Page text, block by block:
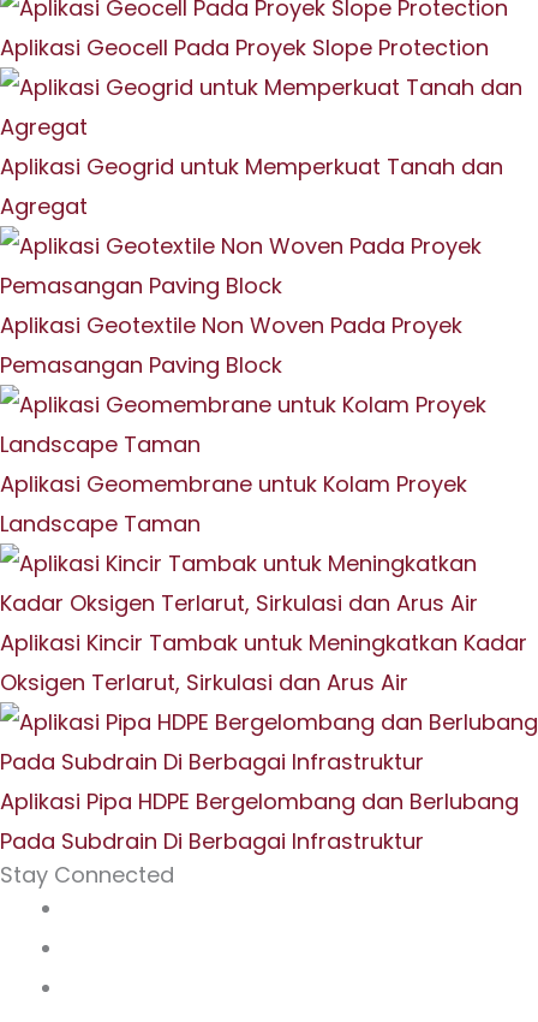
Aplikasi Geocell Pada Proyek Slope Protection
Aplikasi Geogrid untuk Memperkuat Tanah dan
Agregat
Aplikasi Geotextile Non Woven Pada Proyek
Pemasangan Paving Block
Aplikasi Geomembrane untuk Kolam Proyek
Landscape Taman
Aplikasi Kincir Tambak untuk Meningkatkan Kadar
Oksigen Terlarut, Sirkulasi dan Arus Air
Aplikasi Pipa HDPE Bergelombang dan Berlubang
Pada Subdrain Di Berbagai Infrastruktur
Stay Connected